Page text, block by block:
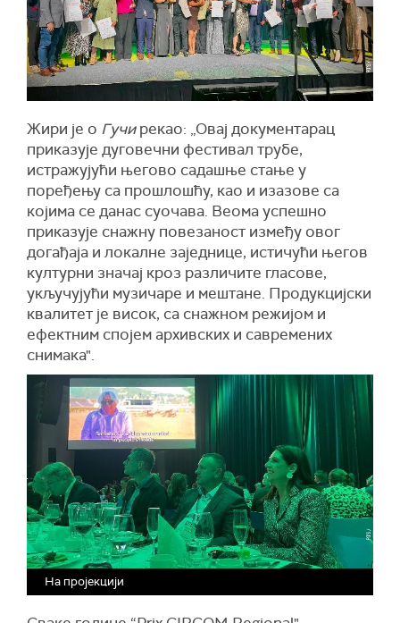
Жири је о Гучирекао: „Овај документарац
приказује дуговечни фестивал трубе,
истражујући његово садашње стање у
поређењу са прошлошћу, као и изазове са
којима се данас суочава. Веома успешно
приказује снажну повезаност између овог
догађаја и локалне заједнице, истичући његов
културни значај кроз различите гласове,
укључујући музичаре и мештане. Продукцијски
квалитет је висок, са снажном режијом и
ефектним спојем архивских и савремених
снимака".
На пројекцији